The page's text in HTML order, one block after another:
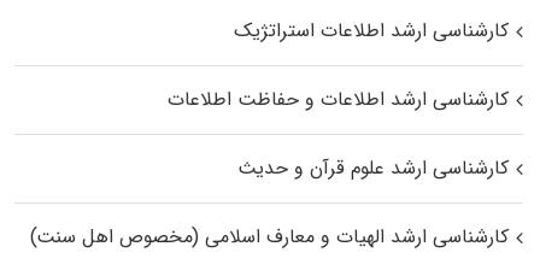
کارشناسی ارشد اطلاعات استراتژیک
کارشناسی ارشد اطلاعات و حفاظت اطلاعات
کارشناسی ارشد علوم قرآن و حدیث
کارشناسی ارشد الهیات و معارف اسلامی (مخصوص اهل سنت)